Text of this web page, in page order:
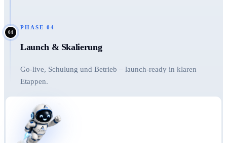
04
PHASE 04
Launch & Skalierung
Go-live, Schulung und Betrieb – launch-ready in klaren
Etappen.